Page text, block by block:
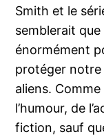
Smith et le
semblerait
énormément
protéger notre
aliens.
l’humour, de
fiction, sauf